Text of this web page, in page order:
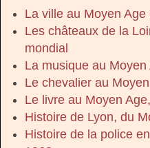
La ville au Moyen Age
Les châteaux de la
mondial
La musique au Moyen
Le chevalier au
Le livre au Moyen
Histoire de Lyon, du
Histoire de la police